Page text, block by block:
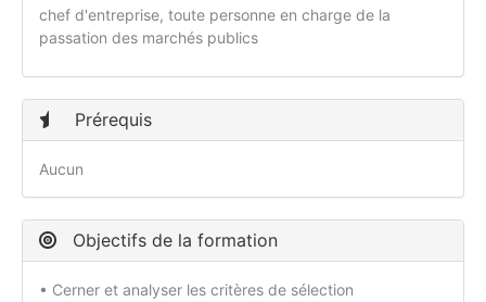
chef d'entreprise, toute personne en charge de la
passation des marchés publics
Prérequis
Aucun
Objectifs de la formation
• Cerner et analyser les critères de sélection